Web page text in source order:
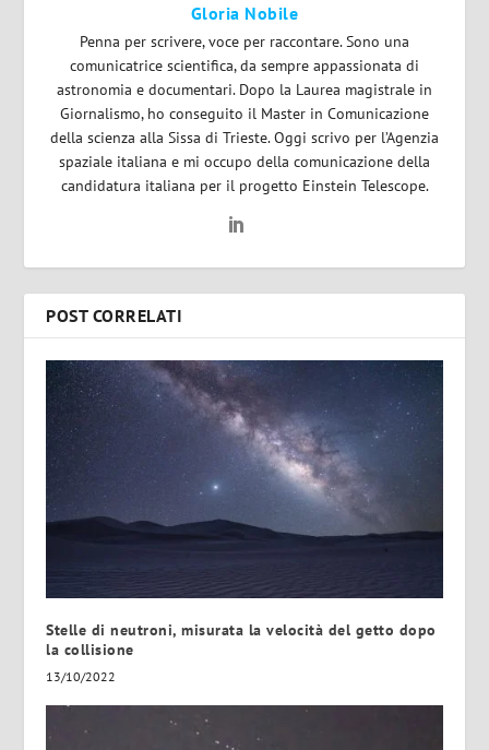
Gloria Nobile
Penna per scrivere, voce per raccontare. Sono una
comunicatrice scientifica, da sempre appassionata di
astronomia e documentari. Dopo la Laurea magistrale in
Giornalismo, ho conseguito il Master in Comunicazione
della scienza alla Sissa di Trieste. Oggi scrivo per l’Agenzia
spaziale italiana e mi occupo della comunicazione della
candidatura italiana per il progetto Einstein Telescope.
POST CORRELATI
Stelle di neutroni, misurata la velocità del getto dopo
la collisione
13/10/2022